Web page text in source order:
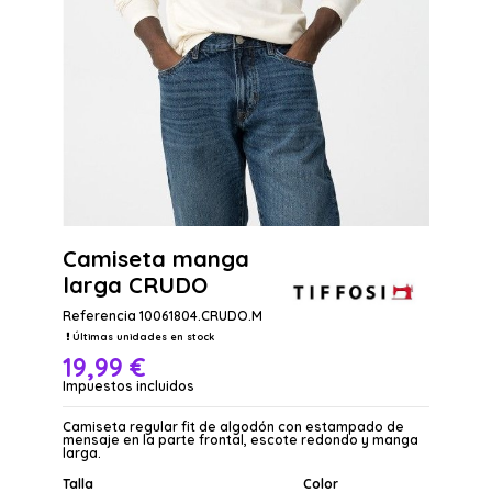
Camiseta manga
larga CRUDO
Referencia 10061804.CRUDO.M
Últimas unidades en stock
19,99 €
Impuestos incluidos
Camiseta regular fit de algodón con estampado de
mensaje en la parte frontal, escote redondo y manga
larga.
Talla
Color